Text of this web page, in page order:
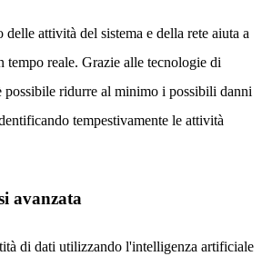
attività del sistema e della rete aiuta a
tempo reale. Grazie alle tecnologie di
possibile ridurre al minimo i possibili danni
tempestivamente le attività
avanzata
di dati utilizzando l'intelligenza artificiale